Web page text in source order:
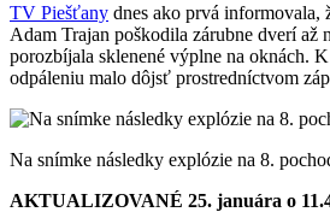
TV Piešťany dnes ako prvá informovala,
Adam Trajan poškodila zárubne dverí až
porozbíjala sklenené výplne na oknách.
odpáleniu malo dôjsť prostredníctvom
Na snímke následky explózie na 8.
AKTUALIZOVANÉ 25. januára o